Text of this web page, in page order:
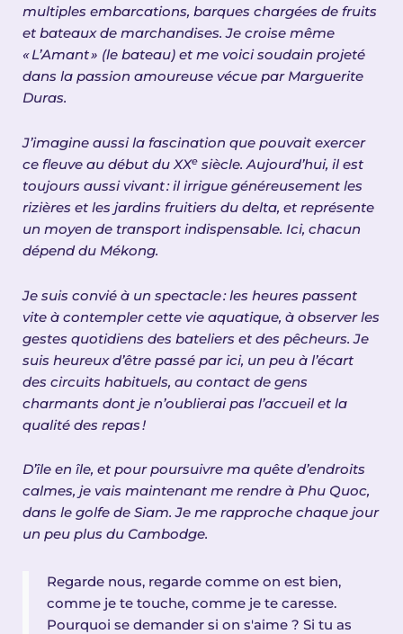
multiples embarcations, barques chargées de fruits
et bateaux de marchandises. Je croise même
«L’Amant» (le bateau) et me voici soudain projeté
dans la passion amoureuse vécue par Marguerite
Duras.
J’imagine aussi la fascination que pouvait exercer
ce fleuve au début du XXe siècle. Aujourd’hui, il est
toujours aussi vivant: il irrigue généreusement les
rizières et les jardins fruitiers du delta, et représente
un moyen de transport indispensable. Ici, chacun
dépend du Mékong.
Je suis convié à un spectacle: les heures passent
vite à contempler cette vie aquatique, à observer les
gestes quotidiens des bateliers et des pêcheurs. Je
suis heureux d’être passé par ici, un peu à l’écart
des circuits habituels, au contact de gens
charmants dont je n’oublierai pas l’accueil et la
qualité des repas!
D’île en île, et pour poursuivre ma quête d’endroits
calmes, je vais maintenant me rendre à Phu Quoc,
dans le golfe de Siam. Je me rapproche chaque jour
un peu plus du Cambodge.
Regarde nous, regarde comme on est bien,
comme je te touche, comme je te caresse.
Pourquoi se demander si on s'aime ? Si tu as